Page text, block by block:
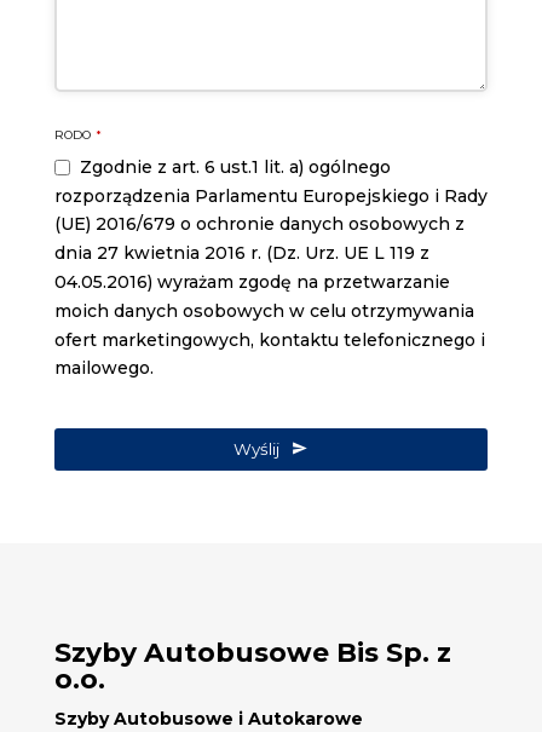
RODO *
Zgodnie z art. 6 ust.1 lit. a) ogólnego
rozporządzenia Parlamentu Europejskiego i Rady
(UE) 2016/679 o ochronie danych osobowych z
dnia 27 kwietnia 2016 r. (Dz. Urz. UE L 119 z
04.05.2016) wyrażam zgodę na przetwarzanie
moich danych osobowych w celu otrzymywania
ofert marketingowych, kontaktu telefonicznego i
mailowego.
Wyślij
Szyby Autobusowe Bis Sp. z
o.o.
Szyby Autobusowe i Autokarowe